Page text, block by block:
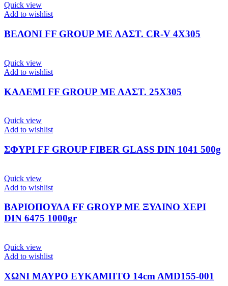
Quick view
Add to wishlist
ΒΕΛΟΝΙ FF GROUP ΜΕ ΛΑΣΤ. CR-V 4Χ305
Quick view
Add to wishlist
ΚΑΛΕΜΙ FF GROUP ΜΕ ΛΑΣΤ. 25Χ305
Quick view
Add to wishlist
ΣΦΥΡΙ FF GROUP FIBER GLASS DIN 1041 500g
Quick view
Add to wishlist
ΒΑΡΙΟΠΟΥΛΑ FF GROYP ΜΕ ΞΥΛΙΝΟ ΧΕΡΙ
DIN 6475 1000gr
Quick view
Add to wishlist
ΧΩΝΙ ΜΑΥΡΟ ΕΥΚΑΜΠΤΟ 14cm AMD155-001